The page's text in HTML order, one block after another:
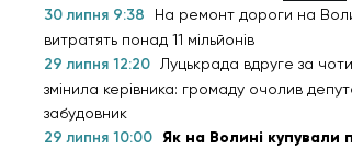
30 липня 9:38
На ремонт дороги на
витратять понад 11 мільйонів
29 липня 12:20 Луцькрада вдруге за
змінила керівника: громаду очолив
забудовник
29 липня 10:00 Як на Волині купували